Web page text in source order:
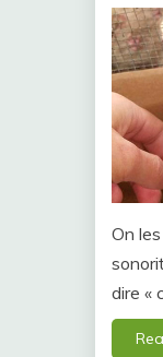
On
dire «